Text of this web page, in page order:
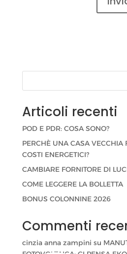
Articoli recenti
POD E PDR: COSA SONO?
PERCHÈ UNA CASA VECCHIA
COSTI ENERGETICI?
CAMBIARE FORNITORE DI
COME LEGGERE LA BOLLETTA
BONUS COLONNINE 2026
Commenti
cinzia anna zampini su